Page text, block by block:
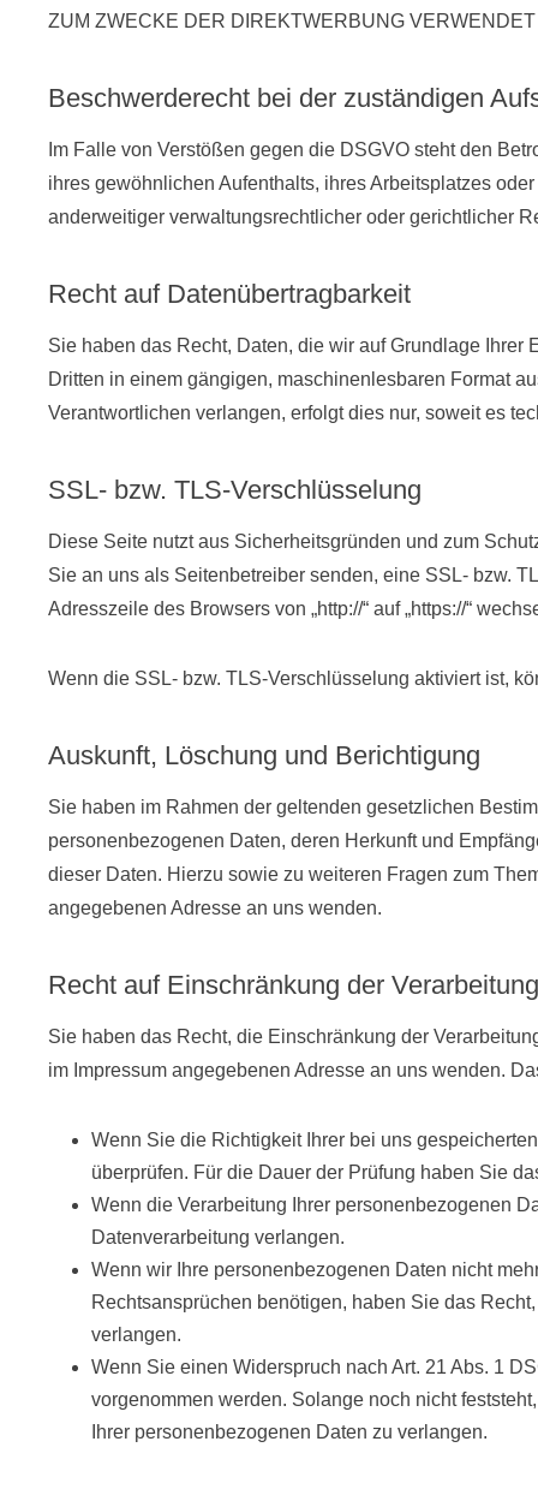
ZUM ZWECKE DER DIREKTWERBUNG
Beschwerderecht bei der zuständigen
Im Falle von Verstößen gegen die DSGVO steht den
ihres gewöhnlichen Aufenthalts, ihres Arbeitsplatzes
anderweitiger verwaltungsrechtlicher oder gerichtlicher
Recht auf Datenübertragbarkeit
Sie haben das Recht, Daten, die wir auf Grundlage
Dritten in einem gängigen, maschinenlesbaren Format
Verantwortlichen verlangen, erfolgt dies nur, soweit es
SSL- bzw. TLS-Verschlüsselung
Diese Seite nutzt aus Sicherheitsgründen und zum
Sie an uns als Seitenbetreiber senden, eine SSL- bzw.
Adresszeile des Browsers von „http://“ auf „https://“
Wenn die SSL- bzw. TLS-Verschlüsselung aktiviert ist,
Auskunft, Löschung und Berichtigung
Sie haben im Rahmen der geltenden gesetzlichen
personenbezogenen Daten, deren Herkunft und
dieser Daten. Hierzu sowie zu weiteren Fragen zum
angegebenen Adresse an uns wenden.
Recht auf Einschränkung der Verarbeitung
Sie haben das Recht, die Einschränkung der
im Impressum angegebenen Adresse an uns wenden.
Wenn Sie die Richtigkeit Ihrer bei uns
überprüfen. Für die Dauer der Prüfung haben Sie
Wenn die Verarbeitung Ihrer personenbezogenen
Datenverarbeitung verlangen.
Wenn wir Ihre personenbezogenen Daten nicht
Rechtsansprüchen benötigen, haben Sie das
verlangen.
Wenn Sie einen Widerspruch nach Art. 21 Abs. 1
vorgenommen werden. Solange noch nicht
Ihrer personenbezogenen Daten zu verlangen.